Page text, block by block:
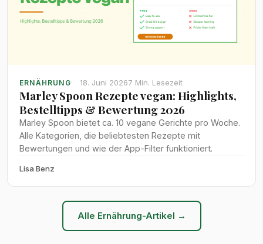
ERNÄHRUNG 18. Juni 20267 Min. Lesezeit
Marley Spoon Rezepte vegan: Highlights,
Bestelltipps & Bewertung 2026
Marley Spoon bietet ca. 10 vegane Gerichte pro Woche.
Alle Kategorien, die beliebtesten Rezepte mit
Bewertungen und wie der App-Filter funktioniert.
Lisa Benz
Alle Ernährung-Artikel →